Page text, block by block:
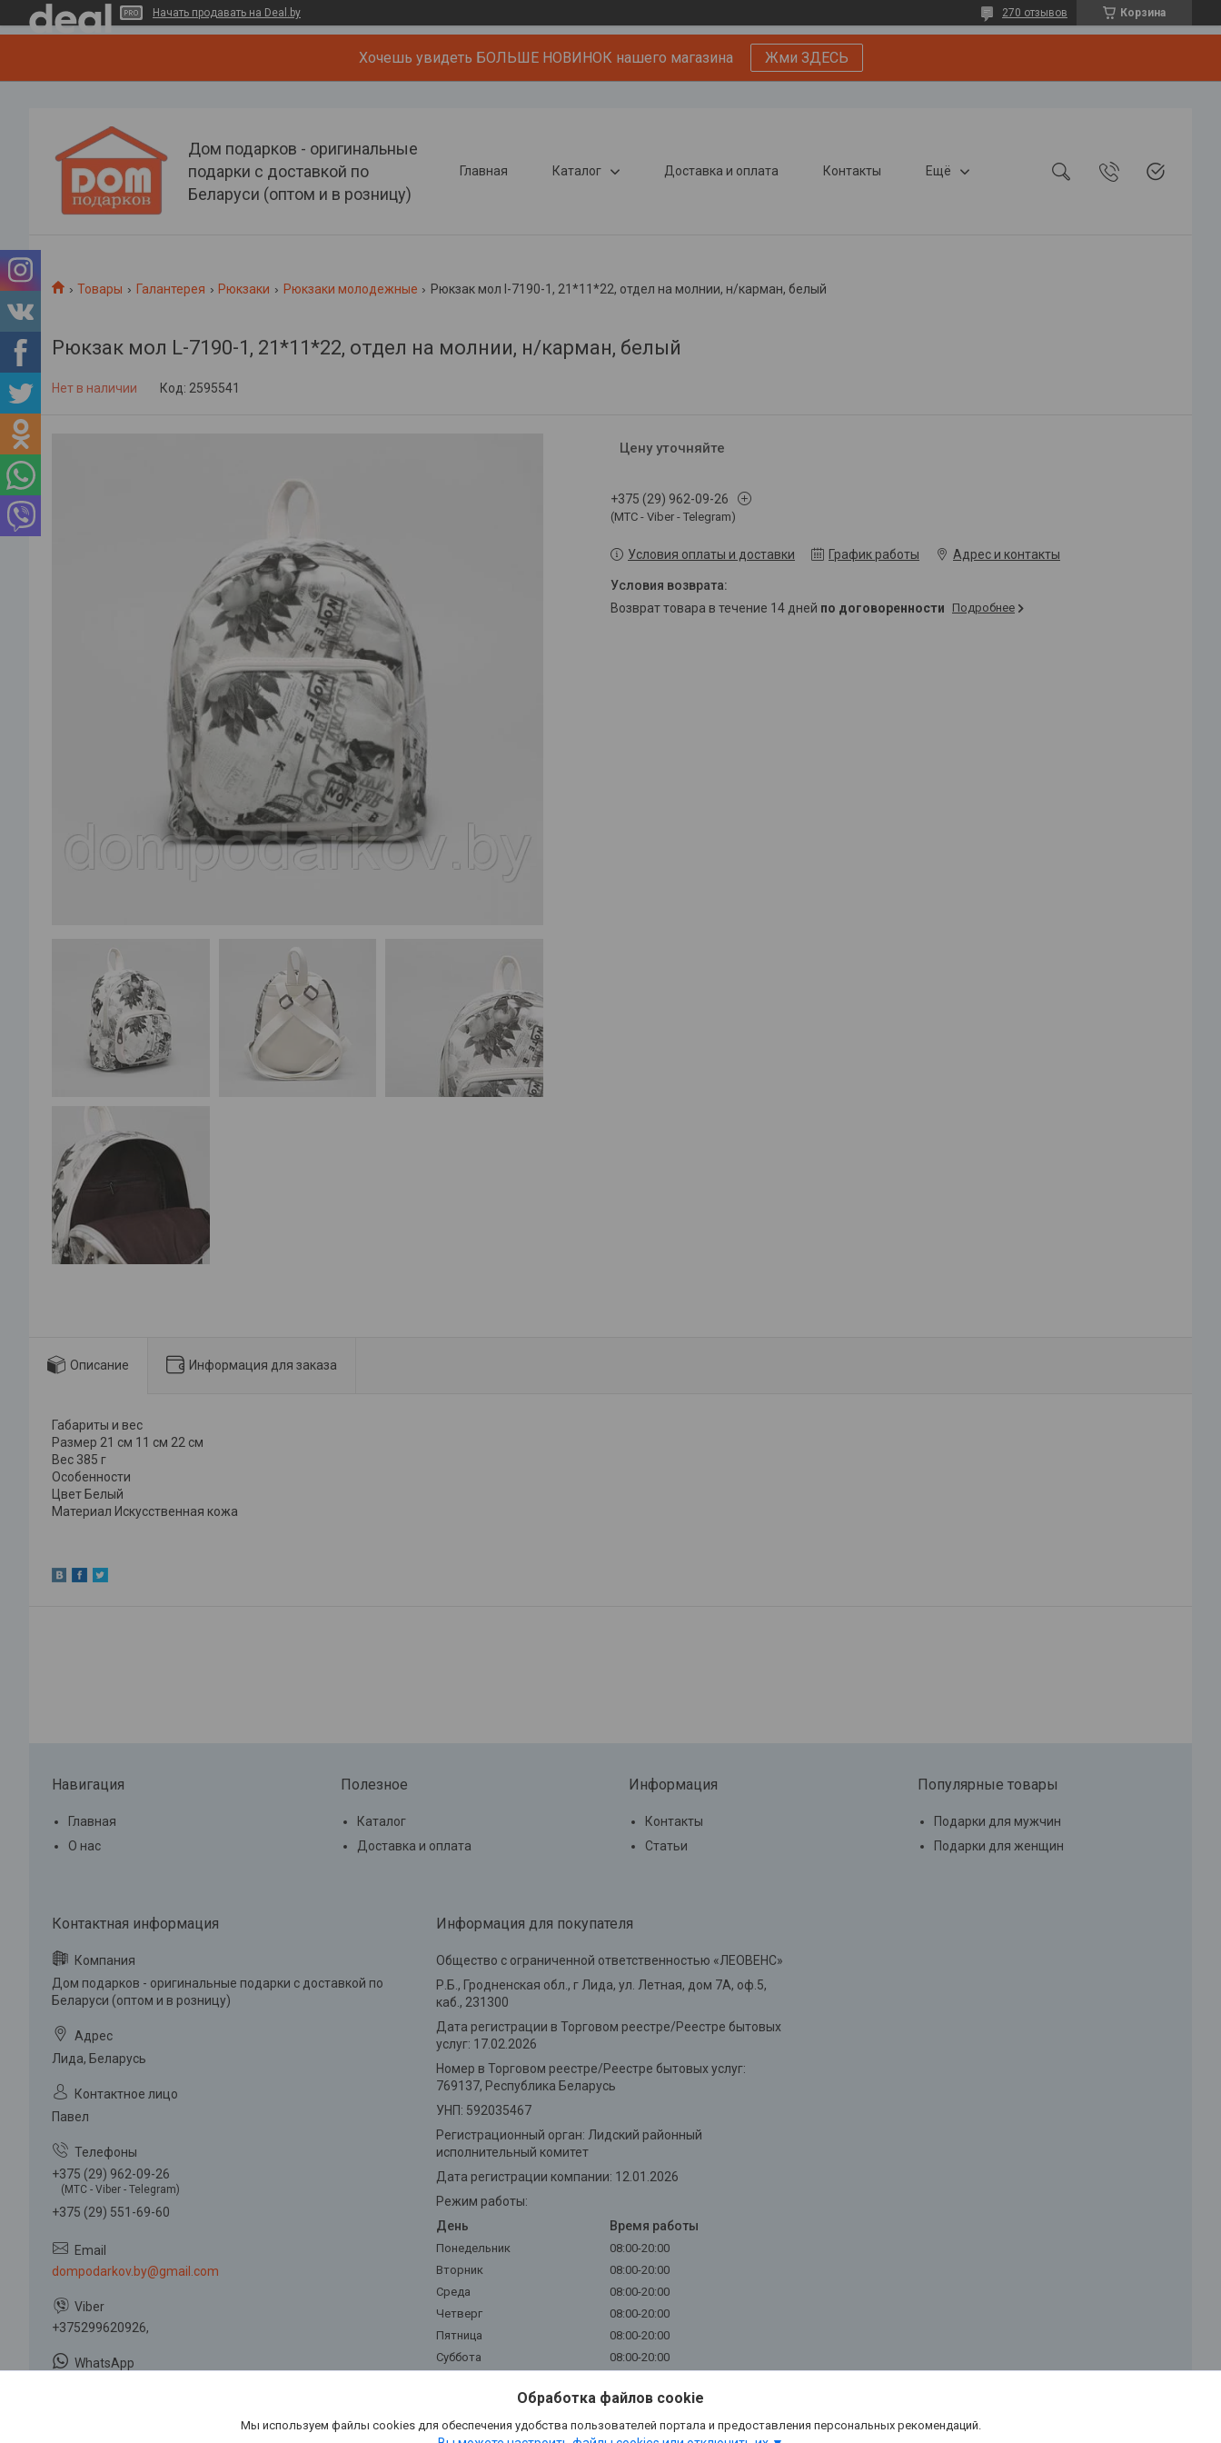
Начать продавать на Deal.by Корзина
270 отзывов
Хочешь увидеть БОЛЬШЕ НОВИНОК нашего магазина Жми ЗДЕСЬ
Дом подарков - оригинальные
подарки с доставкой по
Беларуси (оптом и в розницу)
Главная Каталог Доставка и оплата Контакты Ещё
Товары Галантерея Рюкзаки Рюкзаки молодежные Рюкзак мол l-7190-1, 21*11*22, отдел на молнии, н/карман, белый
Рюкзак мол L-7190-1, 21*11*22, отдел на молнии, н/карман, белый
Нет в наличии Код: 2595541
Цену уточняйте
+375 (29) 962-09-26
(МТС - Viber - Telegram)
Условия оплаты и доставки График работы Адрес и контакты
возврат товара в течение 14 дней по договоренности Подробнее
Описание Информация для заказа
Габариты и вес
Размер 21 см 11 см 22 см
Вес 385 г
Особенности
Цвет Белый
Материал Искусственная кожа
Навигация
Главная
О нас
Полезное
Каталог
Доставка и оплата
Информация
Контакты
Статьи
Популярные товары
Подарки для мужчин
Подарки для женщин
Дом подарков - оригинальные подарки с доставкой по
Беларуси (оптом и в розницу)
Лида, Беларусь
Павел
+375 (29) 962-09-26
(МТС - Viber - Telegram)
+375 (29) 551-69-60
dompodarkov.by@gmail.com
+375299620926,
Информация для покупателя
Общество с ограниченной ответственностью «ЛЕОВЕНС»
Р.Б., Гродненская обл., г Лида, ул. Летная, дом 7А, оф.5,
каб., 231300
Дата регистрации в Торговом реестре/Реестре бытовых
услуг: 17.02.2026
Номер в Торговом реестре/Реестре бытовых услуг:
769137, Республика Беларусь
УНП: 592035467
Регистрационный орган: Лидский районный
исполнительный комитет
Дата регистрации компании: 12.01.2026
Режим работы:
День
Время работы
Понедельник
08:00-20:00
Вторник
08:00-20:00
Среда
08:00-20:00
Четверг
08:00-20:00
Пятница
08:00-20:00
Суббота
08:00-20:00
Обработка файлов cookie
Мы используем файлы cookies для обеспечения удобства пользователей портала и предоставления персональных рекомендаций.